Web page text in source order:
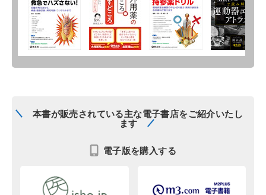
本書が販売されている主な電子書店をご紹介いたし
ます
電子版を購入する